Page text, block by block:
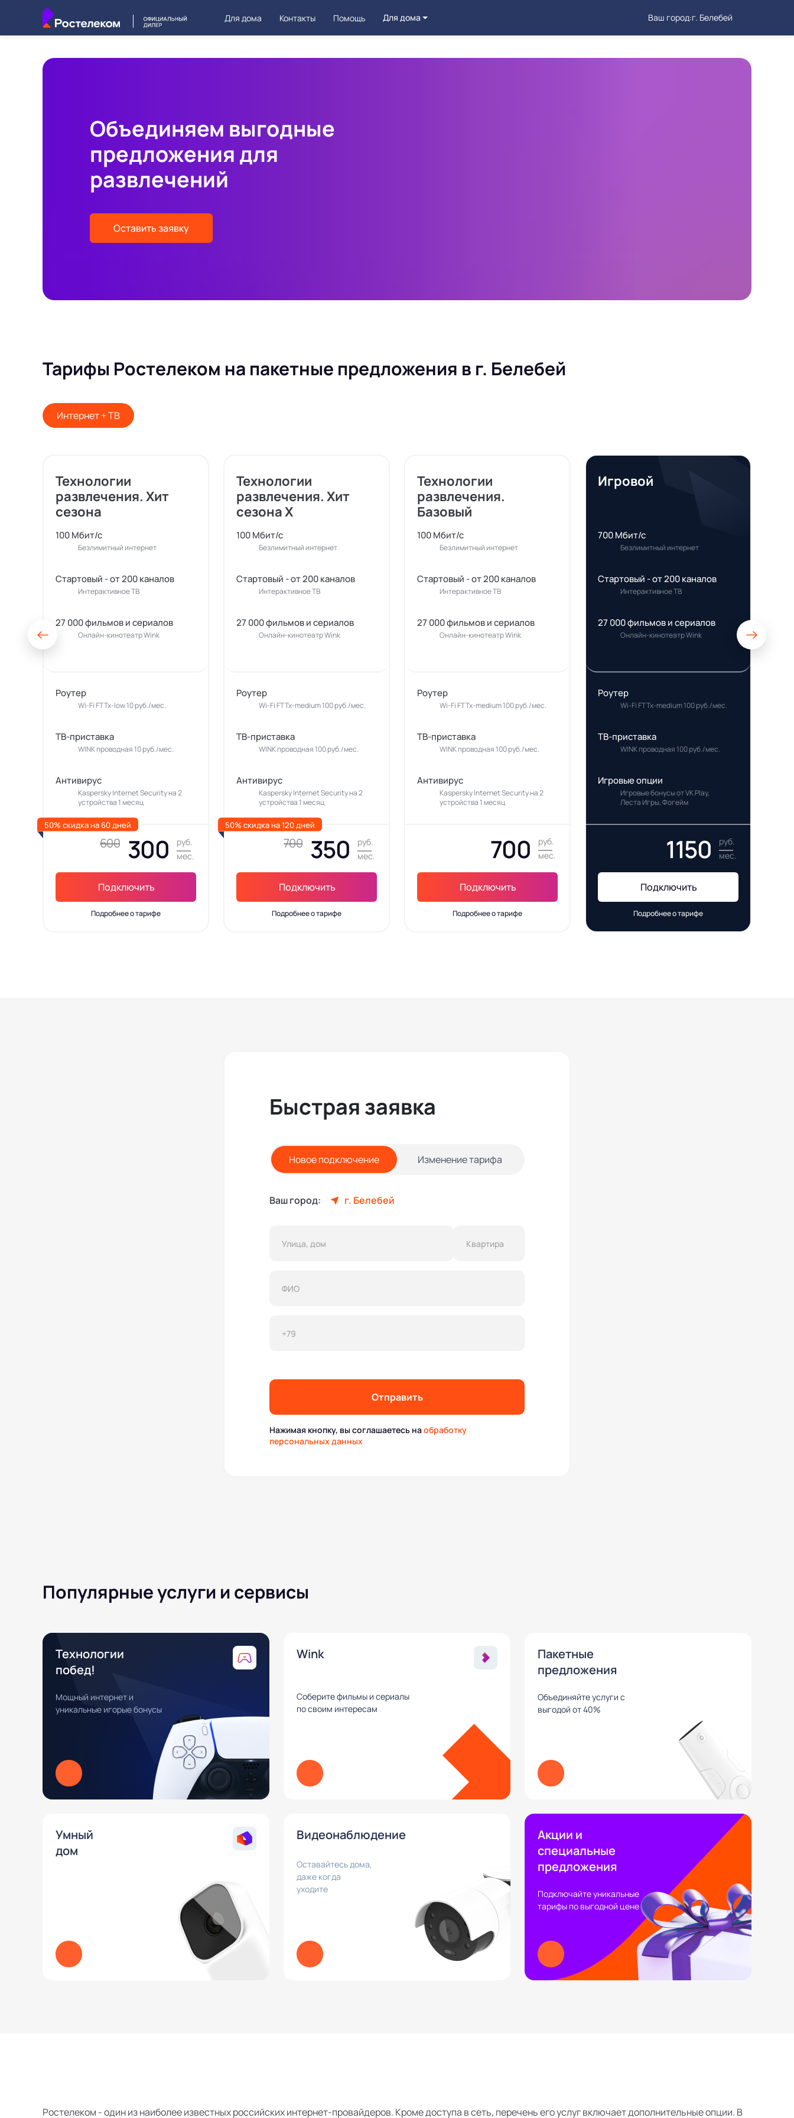
Для дома Контакты Помощь Для дома Ваш город:г. Белебей
Объединяем выгодные
предложения для
развлечений
Оставить заявку
Тарифы Ростелеком на пакетные предложения в г. Белебей
Интернет + ТВ
Технологии
развлечения. Хит
сезона
100 Мбит/с
Безлимитный интернет
Стартовый - от 200 каналов
Интерактивное ТВ
27 000 фильмов и сериалов
Онлайн-кинотеатр Wink
Роутер
Wi-Fi FTTx-low 10 руб./мес.
ТВ-приставка
WINK проводная 10 руб./мес.
Антивирус
Kaspersky Internet Security на 2
устройства 1 месяц
600 300
руб.
мес.
Подключить
Подробнее о тарифе
50% скидка на 60 дней
Технологии
развлечения. Хит
сезона X
100 Мбит/с
Безлимитный интернет
Стартовый - от 200 каналов
Интерактивное ТВ
27 000 фильмов и сериалов
Онлайн-кинотеатр Wink
Роутер
Wi-Fi FTTx-medium 100 руб./мес.
ТВ-приставка
WINK проводная 100 руб./мес.
Антивирус
Kaspersky Internet Security на 2
устройства 1 месяц
700 350
руб.
мес.
Подключить
Подробнее о тарифе
50% скидка на 120 дней
Технологии
развлечения.
Базовый
100 Мбит/с
Безлимитный интернет
Стартовый - от 200 каналов
Интерактивное ТВ
27 000 фильмов и сериалов
Онлайн-кинотеатр Wink
Роутер
Wi-Fi FTTx-medium 100 руб./мес.
ТВ-приставка
WINK проводная 100 руб./мес.
Антивирус
Kaspersky Internet Security на 2
устройства 1 месяц
700
руб.
мес.
Подключить
Подробнее о тарифе
Игровой
700 Мбит/с
Безлимитный интернет
Стартовый - от 200 каналов
Интерактивное ТВ
27 000 фильмов и сериалов
Онлайн-кинотеатр Wink
Роутер
Wi-Fi FTTx-medium 100 руб./мес.
ТВ-приставка
WINK проводная 100 руб./мес.
Игровые опции
Игровые бонусы от VK Play,
Леста Игры, Фогейм
1150
руб.
мес.
Подключить
Подробнее о тарифе
Быстрая заявка
Новое подключение Изменение тарифа
Ваш город: г. Белебей
Отправить
Нажимая кнопку, вы соглашаетесь наобработку
персональных данных
Популярные услуги и сервисы
Технологии
побед!
Мощный интернет и
уникальные игорые бонусы
Wink
Соберите фильмы и сериалы
по своим интересам
Пакетные
предложения
Объединяйте услуги с
выгодой от 40%
Умный
дом
Видеонаблюдение
Оставайтесь дома,
даже когда
уходите
Акции и
специальные
предложения
Подключайте уникальные
тарифы по выгодной цене
Ростелеком - один из наиболее известных российских интернет-провайдеров. Кроме доступа в сеть, перечень его услуг включает дополнительные опции. В